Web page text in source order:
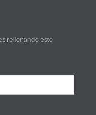
rellenando este